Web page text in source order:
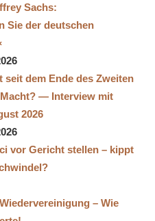
Sachs:
Sie der deutschen
dem Ende des Zweiten
— Interview mit
2026
vor Gericht stellen – kippt
– Wie